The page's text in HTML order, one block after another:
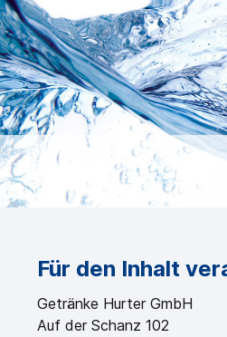
Für den Inhalt
Getränke Hurter GmbH
Auf der Schanz 102